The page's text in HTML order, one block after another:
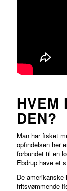
HVEM
DEN?
Man har fisket
opfindelsen her
forbundet til en
Ebdrup have et
De amerikanske
fritsvømmende